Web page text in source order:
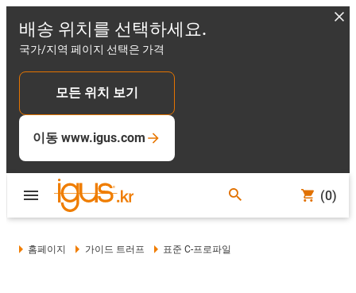
배송 위치를 선택하세요.
국가/지역 페이지 선택은 가격
모든 위치 보기
이동 www.igus.com
(0)
홈페이지 가이드 트러프 표준 C-프로파일